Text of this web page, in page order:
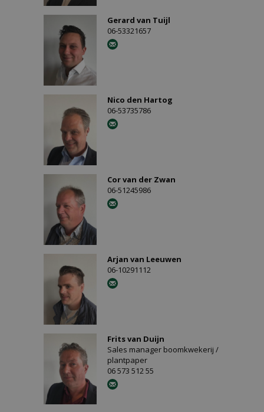
Gerard van Tuijl
06-53321657
Nico den Hartog
06-53735786
Cor van der Zwan
06-51245986
Arjan van Leeuwen
06-10291112
Frits van Duijn
Sales manager boomkwekerij /
plantpaper
06 573 512 55